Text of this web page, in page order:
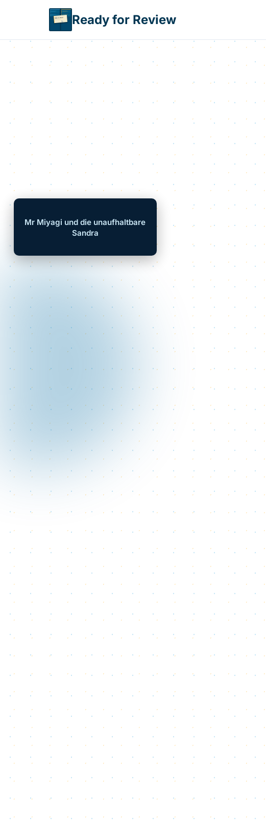
Direkt zum Inhalt
Ready for Review
Mr Miyagi und die unaufhaltbare
Sandra